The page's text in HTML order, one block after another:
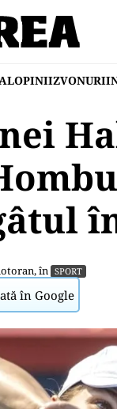
OPINIIZVONURI
, în SPORT
în Google